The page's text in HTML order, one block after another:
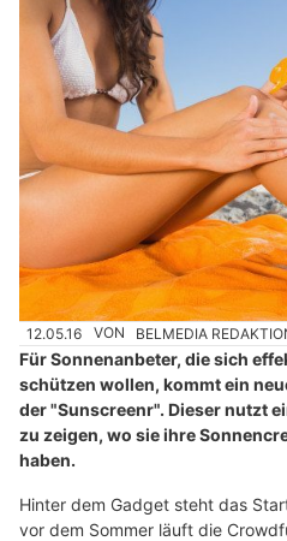
12.05.16 VON BELMEDIA
Für Sonnenanbeter, die sich
schützen wollen, kommt ein
der "Sunscreenr". Dieser nutzt
zu zeigen, wo sie ihre
haben.
Hinter dem Gadget steht das
vor dem Sommer läuft die